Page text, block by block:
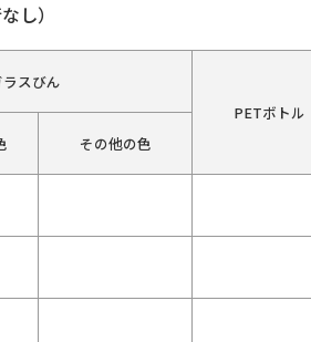
し）
ラスびん
PETボトル
その他の色